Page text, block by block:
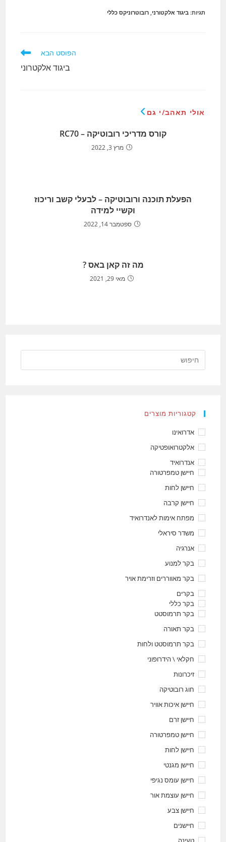
תגיות:ביגוד אלקטורני רובוטרוניקס כללי
הפוסט הבא
ביגוד אלקטרוני
אולי תאהב/י גם
קורס מדריכי רובוטיקה – RC70
מרץ 3, 2022
הפעלת תוכנה ורובוטיקה – לבעלי קשב וריכוז
וקשיי למידה
ספטמבר 14, 2022
מה זה קאן באס ?
מאי 29, 2021
קטגוריות מוצרים
אדרואינו
אלקטרואופטיקה
אנדרואיד
חיישן טמפרטורה
חיישן לחות
חיישן קרבה
מפתח אימות לאנדרואיד
משדר סיראלי
אנרגיה
בקר למנוע
בקר מאווררים וזרימת אויר
בקרים
בקר כללי
בקר תרמוסטט
בקר תאורה
בקר תרמוסטט ולחות
חקלאי \ הידרופוני
זיכרונות
חוג רובוטיקה
חיישן איכות אוויר
חיישן זרם
חיישן טמפרטורה
חיישן לחות
חיישן מגנטי
חיישן עומס נגיפי
חיישן עוצמת אור
חיישן צבע
חיישנים